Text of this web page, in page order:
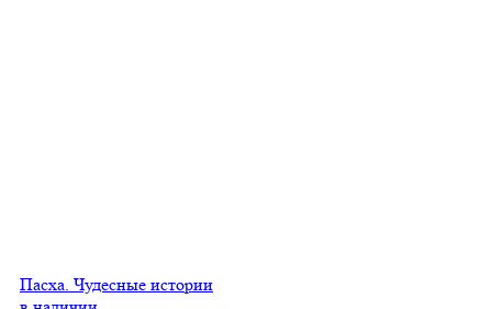
Пасха. Чудесные истории